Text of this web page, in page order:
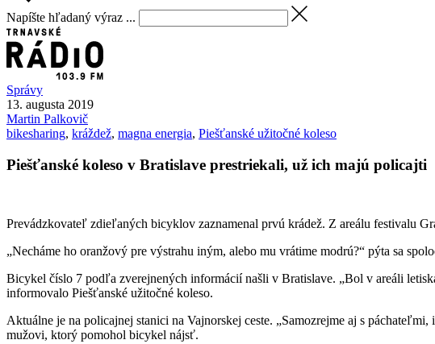
Napíšte hľadaný výraz ...
Správy
13. augusta 2019
Martin Palkovič
bikesharing, kráždež, magna energia, Piešťanské užitočné koleso
Piešťanské koleso v Bratislave prestriekali, už ich majú policajti
Prevádzkovateľ zdieľaných bicyklov zaznamenal prvú krádež. Z areálu festivalu
„Necháme ho oranžový pre výstrahu iným, alebo mu vrátime modrú?“ pýta sa
Bicykel číslo 7 podľa zverejnených informácií našli v Bratislave. „Bol v areáli
informovalo Piešťanské užitočné koleso.
Aktuálne je na policajnej stanici na Vajnorskej ceste. „Samozrejme aj s
mužovi, ktorý pomohol bicykel nájsť.